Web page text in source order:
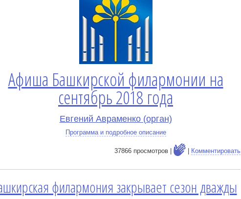
Афиша Башкирской филармонии на
сентябрь 2018 года
Евгений Авраменко (орган)
Программа и подробное описание
37866 просмотров | | Комментировать
филармония закрывает сезон дважды